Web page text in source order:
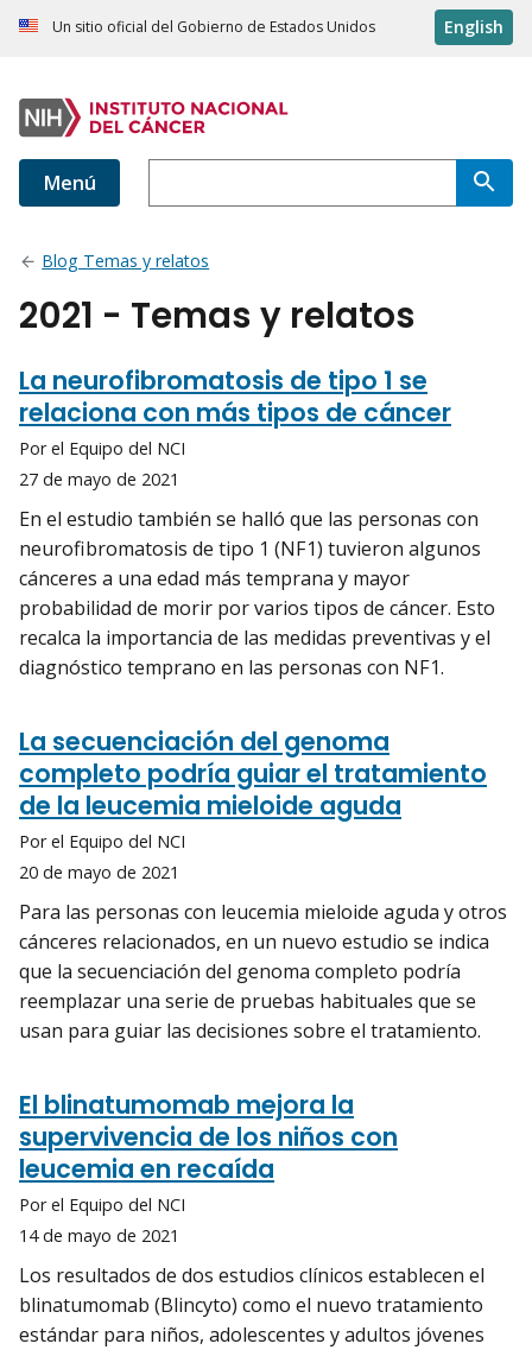
Un sitio oficial del Gobierno de Estados Unidos English
Menú
Blog Temas y relatos
2021 - Temas y relatos
La neurofibromatosis de tipo 1 se
relaciona con más tipos de cáncer
Por el Equipo del NCI
27 de mayo de 2021
En el estudio también se halló que las personas con
neurofibromatosis de tipo 1 (NF1) tuvieron algunos
cánceres a una edad más temprana y mayor
probabilidad de morir por varios tipos de cáncer. Esto
recalca la importancia de las medidas preventivas y el
diagnóstico temprano en las personas con NF1.
La secuenciación del genoma
completo podría guiar el tratamiento
de la leucemia mieloide aguda
Por el Equipo del NCI
20 de mayo de 2021
Para las personas con leucemia mieloide aguda y otros
cánceres relacionados, en un nuevo estudio se indica
que la secuenciación del genoma completo podría
reemplazar una serie de pruebas habituales que se
usan para guiar las decisiones sobre el tratamiento.
El blinatumomab mejora la
supervivencia de los niños con
leucemia en recaída
Por el Equipo del NCI
14 de mayo de 2021
Los resultados de dos estudios clínicos establecen el
blinatumomab (Blincyto) como el nuevo tratamiento
estándar para niños, adolescentes y adultos jóvenes